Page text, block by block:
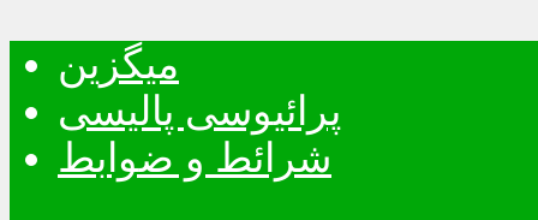
میگزین
پرائیوسی پالیسی
شرائط و ضوابط